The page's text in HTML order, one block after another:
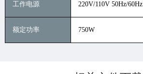
⼯作电源 220V/110V 50Hz/60Hz
额定功率 750W